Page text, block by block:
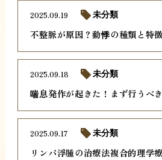
不整脈が原因？動悸の種類と特徴
2025.09.19 未分類
喘息発作が起きた！まず行うべ
2025.09.18 未分類
リンパ浮腫の治療法複合的理学
2025.09.17 未分類